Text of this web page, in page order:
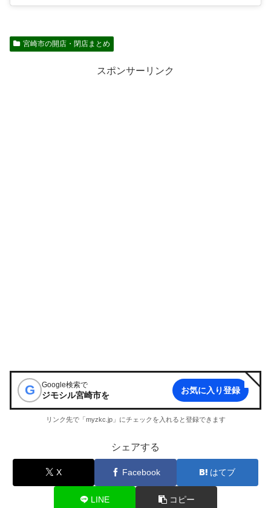
宮崎市の開店・閉店まとめ
スポンサーリンク
G Google検索で
ジモシル宮崎市を お気に入り登録
リンク先で「myzkc.jp」にチェックを入れると登録できます
シェアする
X Facebook はてブ
LINE コピー